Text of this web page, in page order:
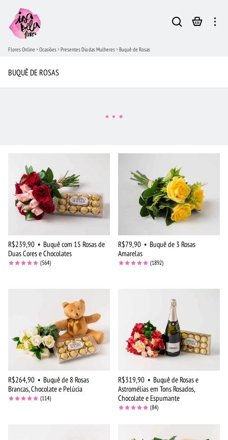
Flores Online Ocasiões Presentes Dia das Mulheres Buquê de Rosas
BUQUÊ DE ROSAS
R$239,90 • Buquê com 15 Rosas de
Duas Cores e Chocolates
(564)
R$79,90 • Buquê de 3 Rosas
Amarelas
(1892)
R$264,90 • Buquê de 8 Rosas
Brancas, Chocolate e Pelúcia
(114)
R$319,90 • Buquê de Rosas e
Astromélias em Tons Rosados,
Chocolate e Espumante
(84)